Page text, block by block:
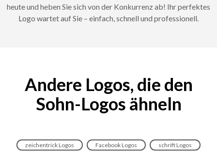
heute und heben Sie sich von der Konkurrenz ab! Ihr perfektes
Logo wartet auf Sie – einfach, schnell und professionell.
Andere Logos, die den
Sohn-Logos ähneln
zeichentrick Logos Facebook Logos schrift Logos